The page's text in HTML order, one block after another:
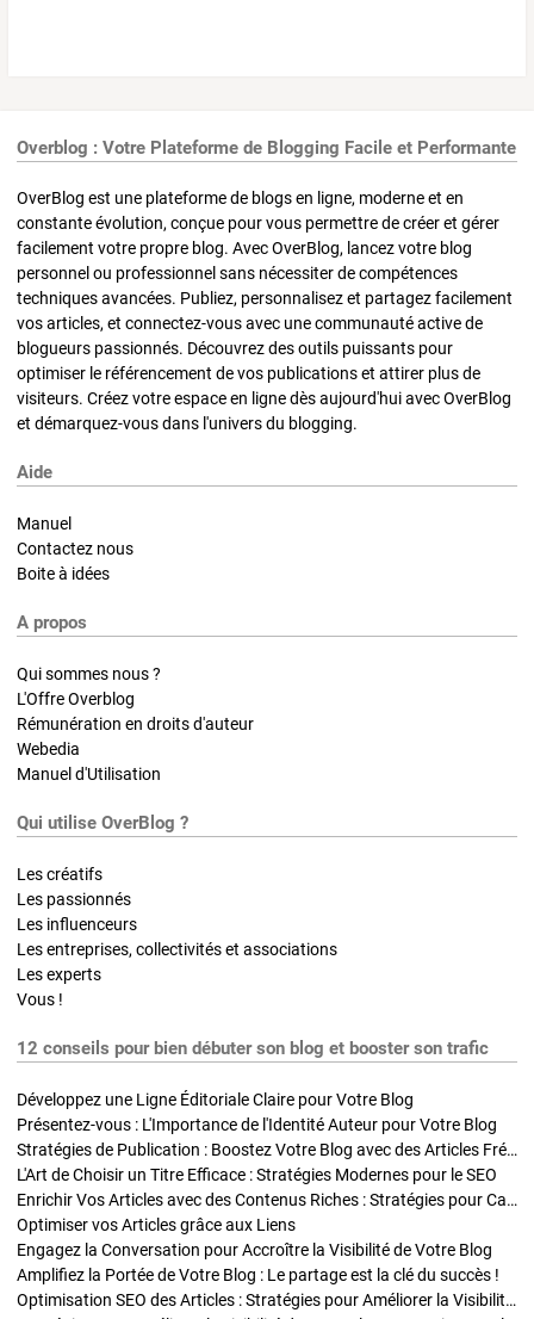
Overblog : Votre Plateforme de Blogging Facile et Performante
OverBlog est une plateforme de blogs en ligne, moderne et en
constante évolution, conçue pour vous permettre de créer et gérer
facilement votre propre blog. Avec OverBlog, lancez votre blog
personnel ou professionnel sans nécessiter de compétences
techniques avancées. Publiez, personnalisez et partagez facilement
vos articles, et connectez-vous avec une communauté active de
blogueurs passionnés. Découvrez des outils puissants pour
optimiser le référencement de vos publications et attirer plus de
visiteurs. Créez votre espace en ligne dès aujourd'hui avec OverBlog
et démarquez-vous dans l'univers du blogging.
Aide
Manuel
Contactez nous
Boite à idées
A propos
Qui sommes nous ?
L'Offre Overblog
Rémunération en droits d'auteur
Webedia
Manuel d'Utilisation
Qui utilise OverBlog ?
Les créatifs
Les passionnés
Les influenceurs
Les entreprises, collectivités et associations
Les experts
Vous !
12 conseils pour bien débuter son blog et booster son trafic
Développez une Ligne Éditoriale Claire pour Votre Blog
Présentez-vous : L'Importance de l'Identité Auteur pour Votre Blog
Stratégies de Publication : Boostez Votre Blog avec des Articles Fréquents et Exclusifs
L'Art de Choisir un Titre Efficace : Stratégies Modernes pour le SEO
Enrichir Vos Articles avec des Contenus Riches : Stratégies pour Captiver et Optimiser
Optimiser vos Articles grâce aux Liens
Engagez la Conversation pour Accroître la Visibilité de Votre Blog
Amplifiez la Portée de Votre Blog : Le partage est la clé du succès !
Optimisation SEO des Articles : Stratégies pour Améliorer la Visibilité de Votre Blog